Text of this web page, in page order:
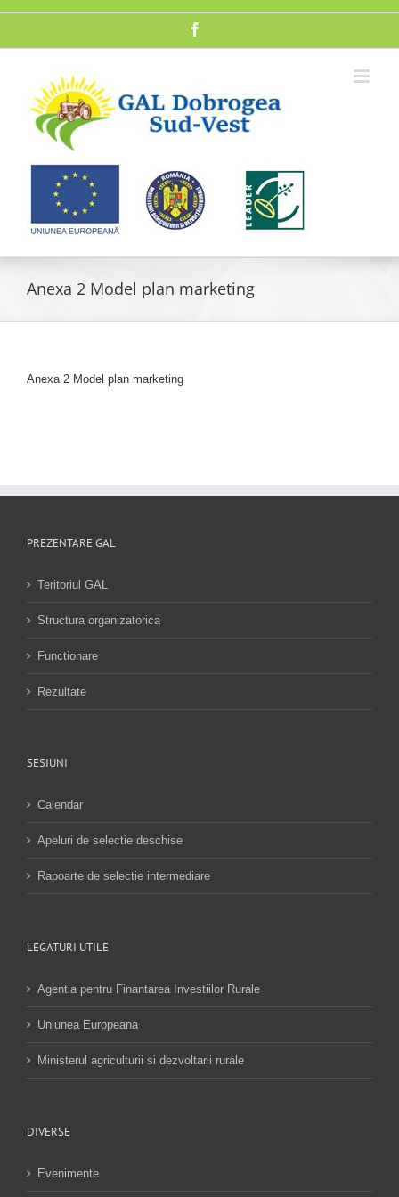
Anexa 2 Model plan marketing
Anexa 2 Model plan marketing
PREZENTARE GAL
Teritoriul GAL
Structura organizatorica
Functionare
Rezultate
SESIUNI
Calendar
Apeluri de selectie deschise
Rapoarte de selectie intermediare
LEGATURI UTILE
Agentia pentru Finantarea Investiilor Rurale
Uniunea Europeana
Ministerul agriculturii si dezvoltarii rurale
DIVERSE
Evenimente